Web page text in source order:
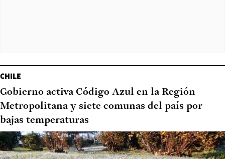
CHILE
Gobierno activa Código Azul en la Región
Metropolitana y siete comunas del país por
bajas temperaturas